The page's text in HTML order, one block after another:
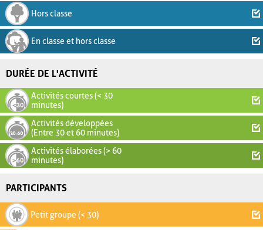
Hors classe
En classe et hors classe
DURÉE DE L'ACTIVITÉ
Activités courtes (< 30
minutes)
Activités développées
(Entre 30 et 60 minutes)
Activités élaborées (> 60
minutes)
PARTICIPANTS
Petit groupe (< 30)